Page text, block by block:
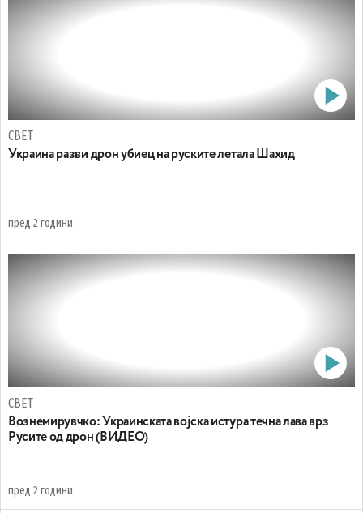
СВЕТ
Украина разви дрон убиец на руските летала Шахид
пред 2 години
СВЕТ
Вознемирувчко: Украинската војска истура течна лава врз
Русите од дрон (ВИДЕО)
пред 2 години